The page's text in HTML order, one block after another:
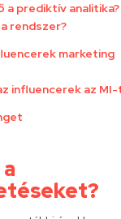
a prediktív analitika?
rendszer?
marketing
influencerek az